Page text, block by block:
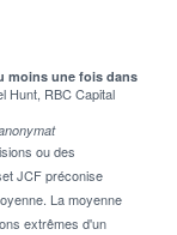
moins une fois dans
Hunt, RBC Capital
ou des
JCF préconise
La moyenne
extrêmes d'un